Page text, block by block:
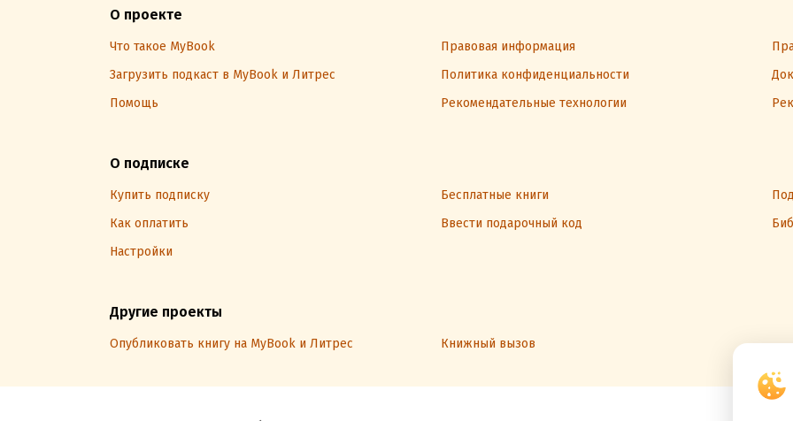
О проекте
Что такое MyBook Правовая информация
Загрузить подкаст в MyBook и Литрес
Политика конфиденциальности
Помощь
Рекомендательные технологии
О подписке
Купить подписку Бесплатные книги
Как оплатить
Ввести подарочный код
Настройки
Другие проекты
Опубликовать книгу на MyBook и Литрес Книжный вызов